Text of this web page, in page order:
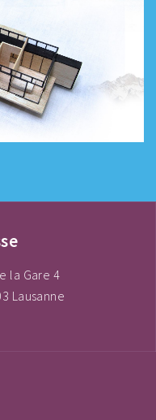
la Gare 4
Lausanne